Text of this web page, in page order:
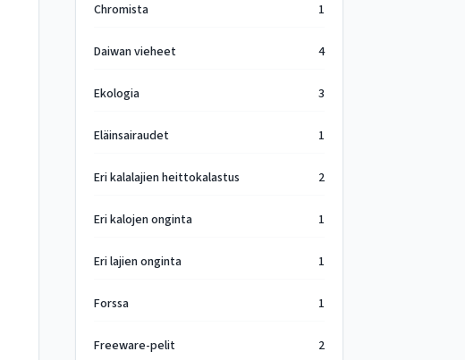
Chromista 1
Daiwan vieheet 4
Ekologia 3
Eläinsairaudet 1
Eri kalalajien heittokalastus 2
Eri kalojen onginta 1
Eri lajien onginta 1
Forssa 1
Freeware-pelit 2